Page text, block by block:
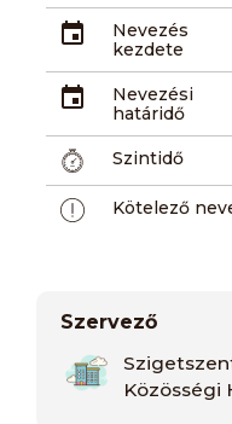
Nevezés
kezdete
Nevezési
határidő
Szintidő
Kötelező
Szervező
Közösségi